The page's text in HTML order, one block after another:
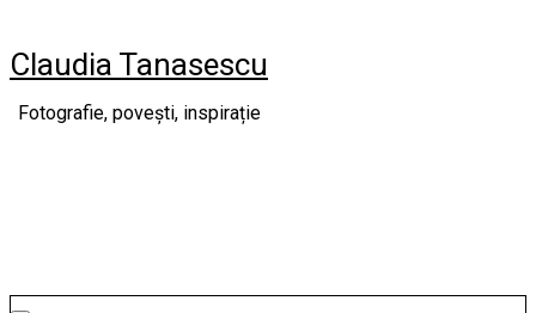
content
Claudia Tanasescu
Fotografie, povești, inspirație